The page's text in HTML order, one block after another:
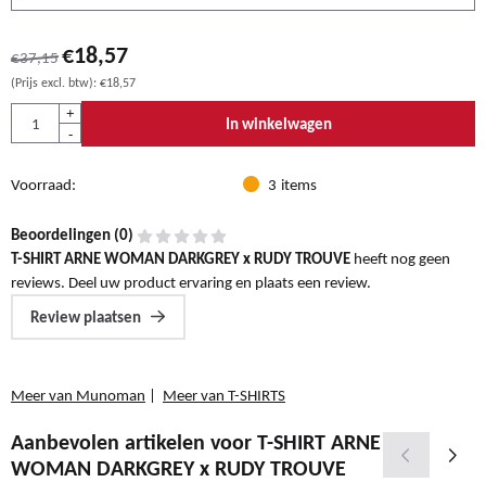
€37,15€18,57
(Prijs excl. btw): €18,57
+
-
In winkelwagen
Voorraad: 3 items
Beoordelingen (0)
T-SHIRT ARNE WOMAN DARKGREY x RUDY TROUVE heeft nog geen
reviews. Deel uw product ervaring en plaats een review.
Review plaatsen
Meer van Munoman | Meer van T-SHIRTS
Aanbevolen artikelen voor T-SHIRT ARNE
WOMAN DARKGREY x RUDY TROUVE